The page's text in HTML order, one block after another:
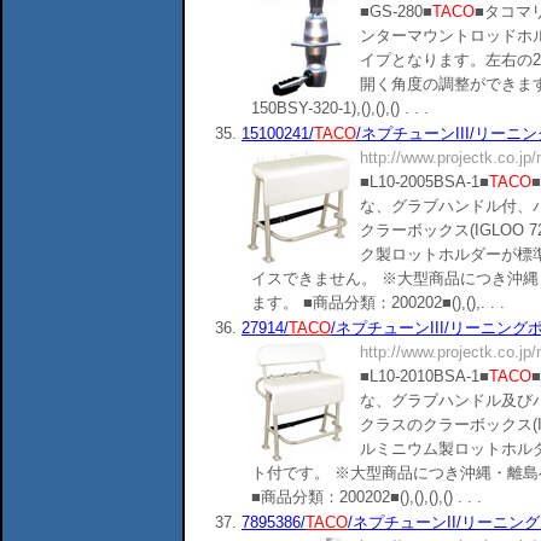
■GS-280■TACO■タコマ
ンターマウントロッドホ
イプとなります。左右の
開く角度の調整ができま
150BSY-320-1),(),(),() . . .
35. 15100241/TACO/ネプチューンIII/リーニ
http://
■L10-2005BSA-1■TACO
な、グラブハンドル付、
クラーボックス(IGLOO
ク製ロットホルダーが標
イスできません。 ※大型商品につき沖
ます。 ■商品分類：200202■(),(),. . .
36. 27914/TACO/ネプチューンIII/リーニング
http://
■L10-2010BSA-1■TACO
な、グラブハンドル及び
クラスのクラーボックス
ルミニウム製ロットホル
ト付です。 ※大型商品につき沖縄・離
■商品分類：200202■(),(),(),() . . .
37. 7895386/TACO/ネプチューンII/リーニン